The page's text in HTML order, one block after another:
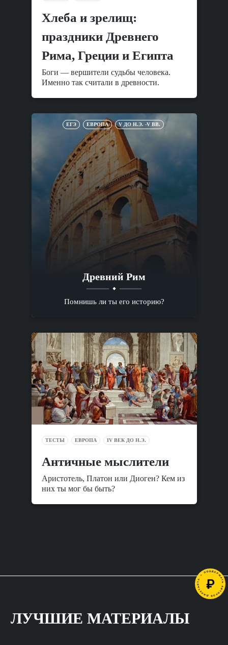
Хлеба и зрелищ:
праздники Древнего
Рима, Греции и Египта
Боги — вершители судьбы человека.
Именно так считали в древности.
ЕГЭ ЕВРОПА V ДО Н.Э. -V ВВ.
Древний Рим
Помнишь ли ты его историю?
ТЕСТЫ ЕВРОПА IV ВЕК ДО Н.Э.
Античные мыслители
Аристотель, Платон или Диоген? Кем из
них ты мог бы быть?
ЛУЧШИЕ МАТЕРИАЛЫ